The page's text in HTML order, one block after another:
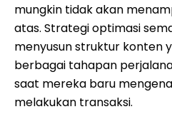
mungkin tidak akan
atas. Strategi optimasi
menyusun struktur konten
berbagai tahapan
saat mereka baru
melakukan transaksi.